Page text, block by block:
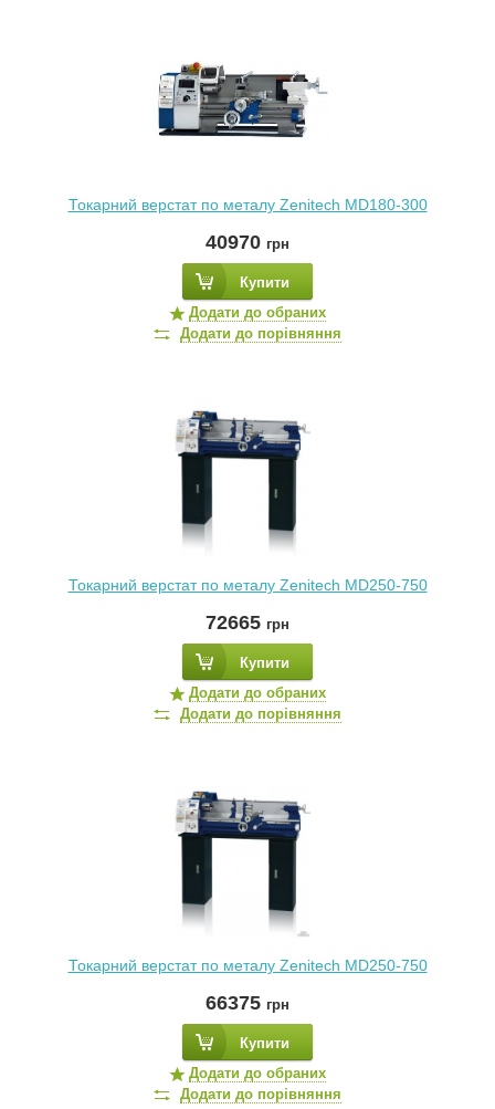
Токарний верстат по металу Zenitech MD180-300
40970 грн
Купити
Додати до обраних
Додати до порівняння
Токарний верстат по металу Zenitech MD250-750
72665 грн
Купити
Додати до обраних
Додати до порівняння
Токарний верстат по металу Zenitech MD250-750
66375 грн
Купити
Додати до обраних
Додати до порівняння